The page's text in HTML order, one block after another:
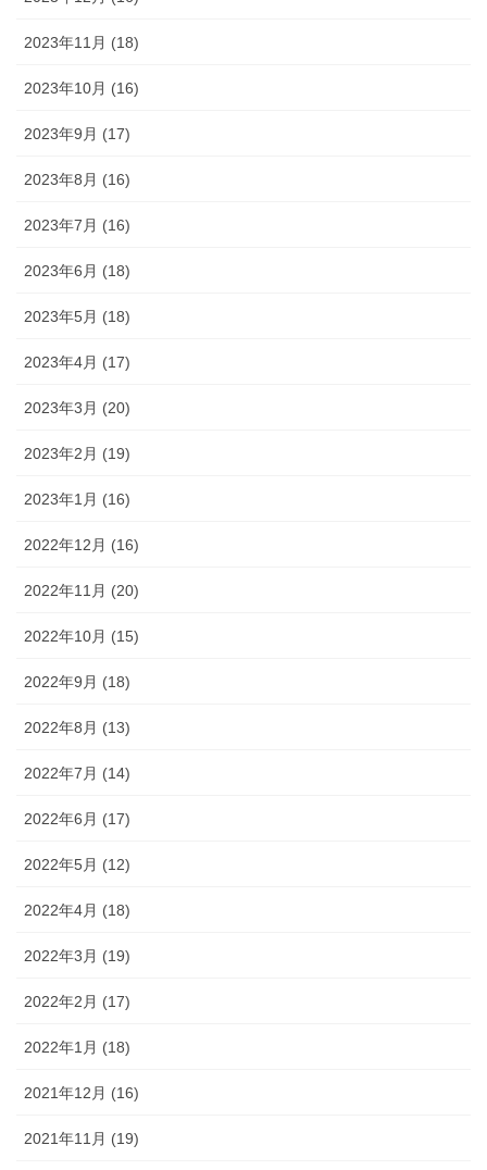
2023年11月 (18)
2023年10月 (16)
2023年9月 (17)
2023年8月 (16)
2023年7月 (16)
2023年6月 (18)
2023年5月 (18)
2023年4月 (17)
2023年3月 (20)
2023年2月 (19)
2023年1月 (16)
2022年12月 (16)
2022年11月 (20)
2022年10月 (15)
2022年9月 (18)
2022年8月 (13)
2022年7月 (14)
2022年6月 (17)
2022年5月 (12)
2022年4月 (18)
2022年3月 (19)
2022年2月 (17)
2022年1月 (18)
2021年12月 (16)
2021年11月 (19)